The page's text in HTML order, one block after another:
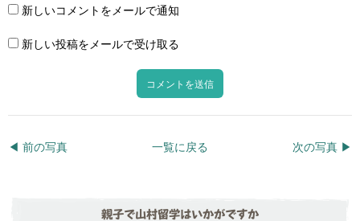
新しいコメントをメールで通知
新しい投稿をメールで受け取る
◀︎ 前の写真 次の写真 ▶︎
一覧に戻る
親子で山村留学はいかがですか